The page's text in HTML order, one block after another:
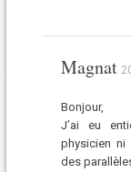
Magnat
Bonjour,
J’ai eu
physicien
des